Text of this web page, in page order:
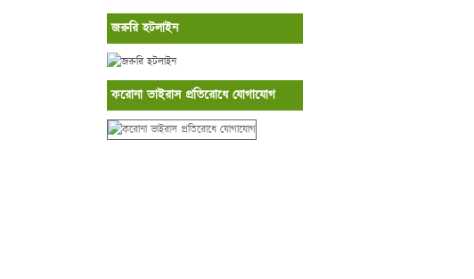
জরুরি হটলাইন
করোনা ভাইরাস প্রতিরোধে যোগাযোগ